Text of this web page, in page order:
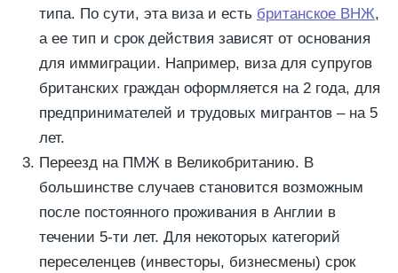
типа. По сути, эта виза и есть британское ВНЖ,
а ее тип и срок действия зависят от основания
для иммиграции. Например, виза для супругов
британских граждан оформляется на 2 года, для
предпринимателей и трудовых мигрантов – на 5
лет.
Переезд на ПМЖ в Великобританию. В
большинстве случаев становится возможным
после постоянного проживания в Англии в
течении 5-ти лет. Для некоторых категорий
переселенцев (инвесторы, бизнесмены) срок